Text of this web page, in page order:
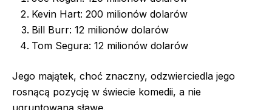
Kevin Hart: 200 milionów dolarów
Bill Burr: 12 milionów dolarów
Tom Segura: 12 milionów dolarów
Jego majątek, choć znaczny, odzwierciedla jego
rosnącą pozycję w świecie komedii, a nie
ugruntowaną sławę.